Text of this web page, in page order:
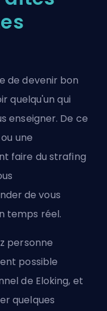
de devenir bon
quelqu'un qui
enseigner. De ce
une
faire du strafing
de vous
temps réel.
personne
possible
de Eloking, et
quelques